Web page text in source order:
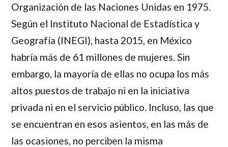
Organización de las Naciones Unidas en 1975.
Según el Instituto Nacional de Estadística y
Geografía (INEGI), hasta 2015, en México
habría más de 61 millones de mujeres. Sin
embargo, la mayoría de ellas no ocupa los más
altos puestos de trabajo ni en la iniciativa
privada ni en el servicio público. Incluso, las que
se encuentran en esos asientos, en las más de
las ocasiones, no perciben la misma